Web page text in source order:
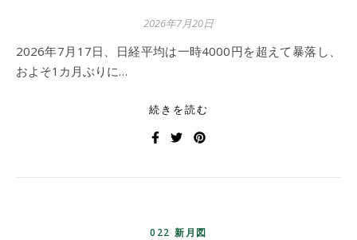
2026年7月20日
2026年7月17日、日経平均は一時4000円を超えて暴落し、
およそ1カ月ぶりに…
続きを読む
022 新月図